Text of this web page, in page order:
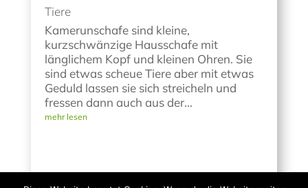
Tiere
Kamerunschafe sind kleine,
kurzschwänzige Hausschafe mit
länglichem Kopf und kleinen Ohren. Sie
sind etwas scheue Tiere aber mit etwas
Geduld lassen sie sich streicheln und
fressen dann auch aus der...
mehr lesen